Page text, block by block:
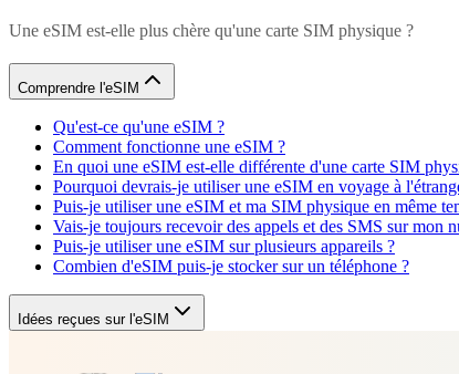
Une eSIM est-elle plus chère qu'une carte SIM physique ?
Comprendre l'eSIM
Qu'est-ce qu'une eSIM ?
Comment fonctionne une eSIM ?
En quoi une eSIM est-elle différente d'une carte SIM
Pourquoi devrais-je utiliser une eSIM en voyage à
Puis-je utiliser une eSIM et ma SIM physique en même
Vais-je toujours recevoir des appels et des SMS sur mon
Puis-je utiliser une eSIM sur plusieurs appareils ?
Combien d'eSIM puis-je stocker sur un téléphone ?
Idées reçues sur l'eSIM